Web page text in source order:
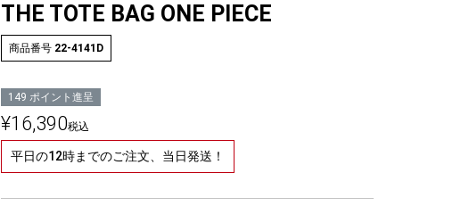
THE TOTE BAG ONE PIECE
商品番号 22-4141D
149 ポイント進呈
¥16,390税込
平日の12時までのご注文、当日発送！